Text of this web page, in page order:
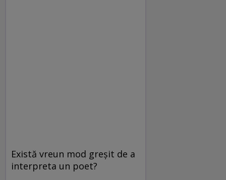
Există vreun mod greșit de a
interpreta un poet?